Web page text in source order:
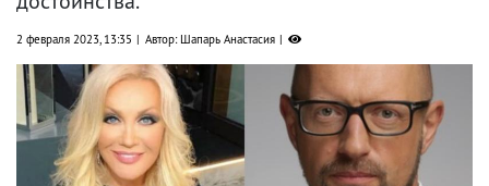
2 февраля 2023, 13:35 Автор: Шапарь Анастасия